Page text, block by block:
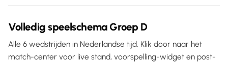
Volledig speelschema Groep D
Alle 6 wedstrijden in Nederlandse tijd. Klik door naar het
match-center voor live stand, voorspelling-widget en post-